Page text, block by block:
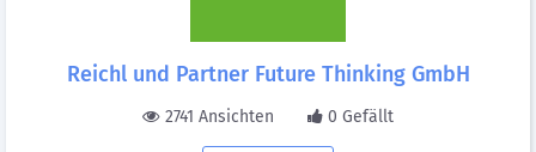
Reichl und Partner Future Thinking GmbH
2741 Ansichten 0 Gefällt